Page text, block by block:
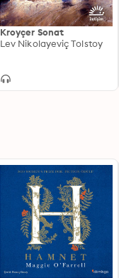
Kroyçer Sonat
Lev Nikolayeviç Tolstoy